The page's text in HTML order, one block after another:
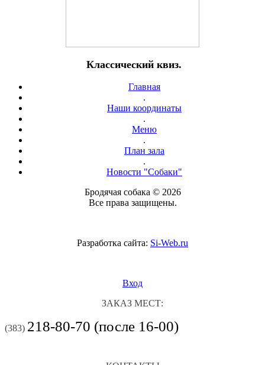
Классический квиз.
Главная
.
Наши координаты
.
Меню
.
План зала
.
Новости "Собаки"
Бродячая собака © 2026
Все права защищены.
Разработка сайта: Si-Web.ru
Вход
ЗАКАЗ МЕСТ:
(383) 218-80-70 (после 16-00)